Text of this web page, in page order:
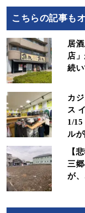
こちらの記事も
居
店
続い
カ
ス
1/
ル
【
三
が